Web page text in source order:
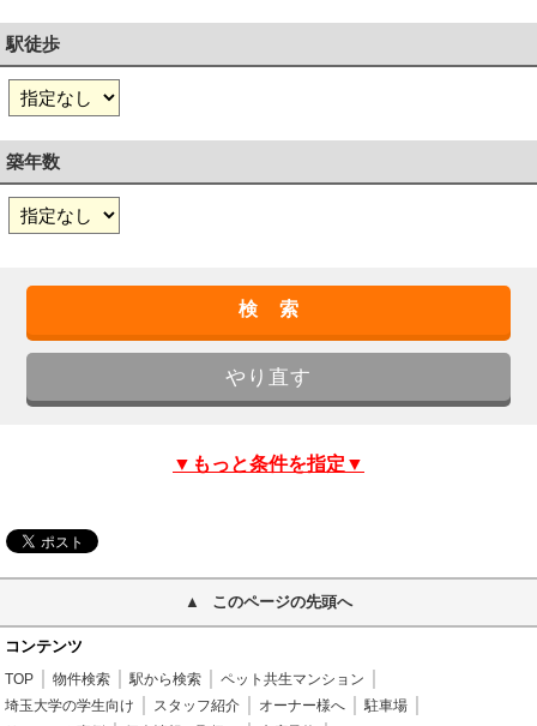
駅徒歩
築年数
▼もっと条件を指定▼
このページの先頭へ
コンテンツ
TOP 物件検索 駅から検索
ペット共生マンション
埼玉大学の学生向け
スタッフ紹介 オーナー様へ
駐車場